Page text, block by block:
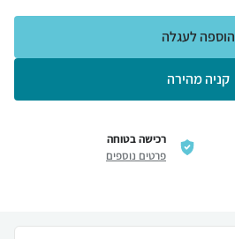
קניה מהירה
הוספה לעגלה
רכישה בטוחה
פרטים נוספים